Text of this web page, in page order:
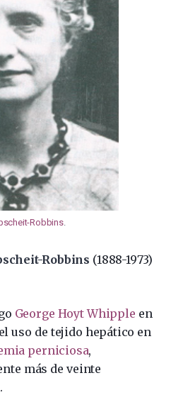
Robbins.
Robbins (1888-1973)
George Hoyt Whipple en
uso de tejido hepático en
perniciosa,
más de veinte